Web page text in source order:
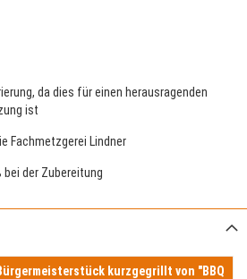
da dies für einen herausragenden
ist
Fachmetzgerei Lindner
bei der Zubereitung
kurzgegrillt von "BBQ